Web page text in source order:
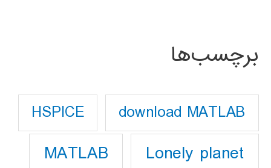
برچسب‌ها
download MATLAB
HSPICE
Lonely planet
MATLAB